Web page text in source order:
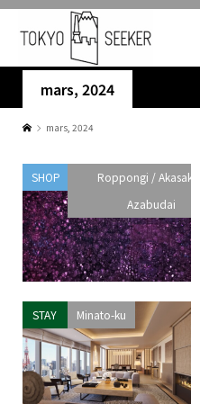
mars, 2024
mars, 2024
SHOP
Roppongi / Akasaka /
Azabudai
STAY Minato-ku